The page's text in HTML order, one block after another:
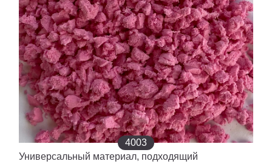
ПРОМПОЛЫ ТЕХНИКА
Гатчина
4003
Универсальный материал, подходящий